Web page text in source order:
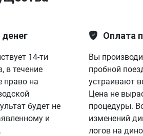
денег
14-ти
в течение
право на
будет не
и
Оплата
Вы
пробной
устраивают
Цена не
процедуры.
изменений
логов на